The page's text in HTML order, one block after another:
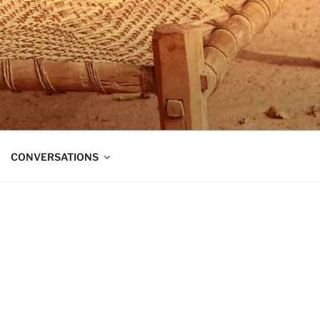
dans trois directions à la fois :
CONVERSATIONS